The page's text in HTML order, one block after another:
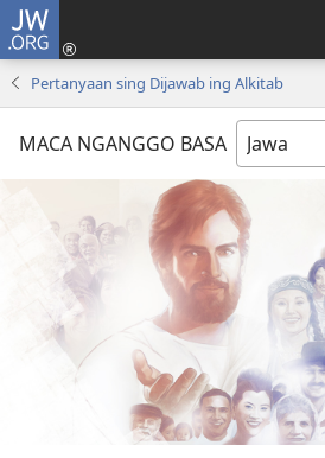
JW.ORG
Pertanyaan sing Dijawab ing Alkitab
MACA NGANGGO BASA